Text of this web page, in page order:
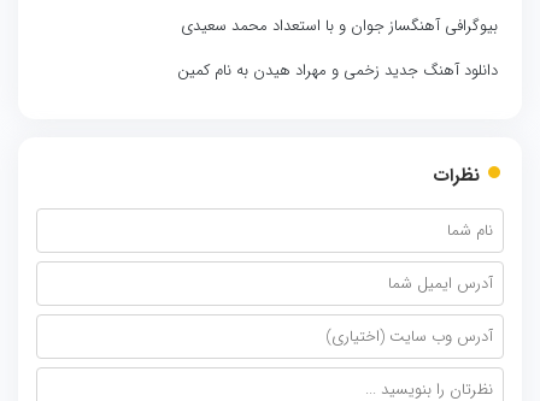
بیوگرافی آهنگساز جوان و با استعداد محمد سعیدی
دانلود آهنگ جدید زخمی و مهراد هیدن به نام کمین
نظرات